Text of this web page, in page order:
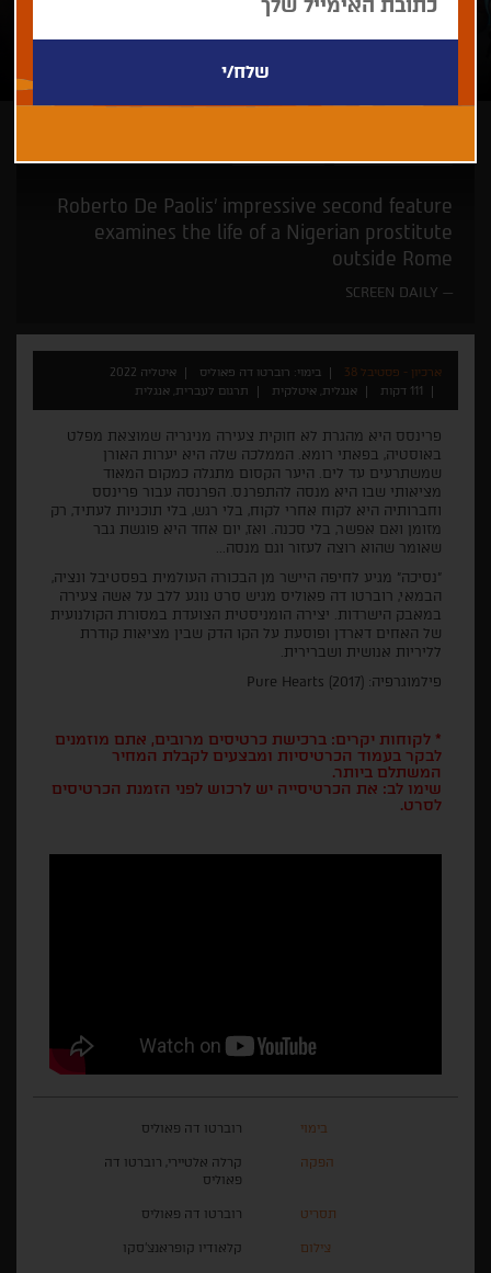
Roberto De Paolis’ impressive second feature
examines the life of a Nigerian prostitute
outside Rome
SCREEN DAILY
ארכיון - פסטיבל 38 בימוי: רוברטו דה פאוליס
איטליה 2022
111 דקות
אנגלית, איטלקית תרגום לעברית, אנגלית
פרינסס היא מהגרת לא חוקית צעירה מניגריה שמוצאת מפלט
באוסטיה, בפאתי רומא. הממלכה שלה היא יערות האורן
שמשתרעים עד לים. היער הקסום מתגלה כמקום המאוד
מציאותי שבו היא מנסה להתפרנס. הפרנסה עבור פרינסס
וחברותיה היא לקוח אחרי לקוח, בלי רגש, בלי תוכניות לעתיד, רק
מזומן ואם אפשר, בלי סכנה. ואז, יום אחד היא פוגשת גבר
שאומר שהוא רוצה לעזור וגם מנסה...
"נסיכה" מגיע לחיפה היישר מן הבכורה העולמית בפסטיבל ונציה,
הבמאי, רוברטו דה פאוליס מגיש סרט נוגע ללב על אשה צעירה
במאבק הישרדות. יצירה הומניסטית הצועדת במסורת הקולנועית
של האחים דארדן ופוסעת על הקו הדק שבין מציאות קודרת
לליריות אנושית ושברירית.
פילמוגרפיה: Pure Hearts (2017)
* לקוחות יקרים: ברכישת כרטיסים מרובים, אתם מוזמנים
לבקר בעמוד הכרטיסיות ומבצעים לקבלת המחיר
המשתלם ביותר.
שימו לב: את הכרטיסייה יש לרכוש לפני הזמנת הכרטיסים
לסרט.
בימוי רוברטו דה פאוליס
הפקה
קרלה אלטיירי, רוברטו דה
פאוליס
תסריט רוברטו דה פאוליס
צילום קלאודיו קופראנצ'סקו